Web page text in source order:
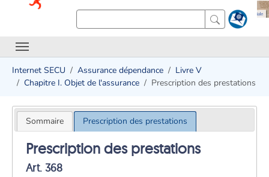
Internet SECU Assurance dépendance
Livre V
Chapitre I. Objet de l'assurance
Prescription des prestations
Sommaire Prescription des prestations
Prescription des prestations
Art. 368